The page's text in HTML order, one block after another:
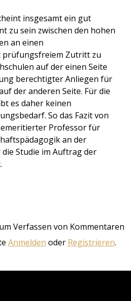
insgesamt ein gut
zu sein zwischen den hohen
an einen
prüfungsfreiem Zutritt zu
auf der einen Seite
berechtigter Anliegen für
der anderen Seite. Für die
es daher keinen
So das Fazit von
emeritierter Professor für
an der
Studie im Auftrag der
Verfassen von Kommentaren
Anmelden oder Registrieren.